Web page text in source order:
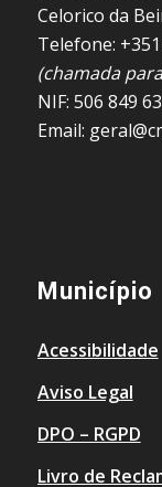
Celorico da
Telefone:
(chamada
NIF: 506 849
Email:
Município
Acessibilidade
Aviso Legal
DPO – RGPD
Livro de